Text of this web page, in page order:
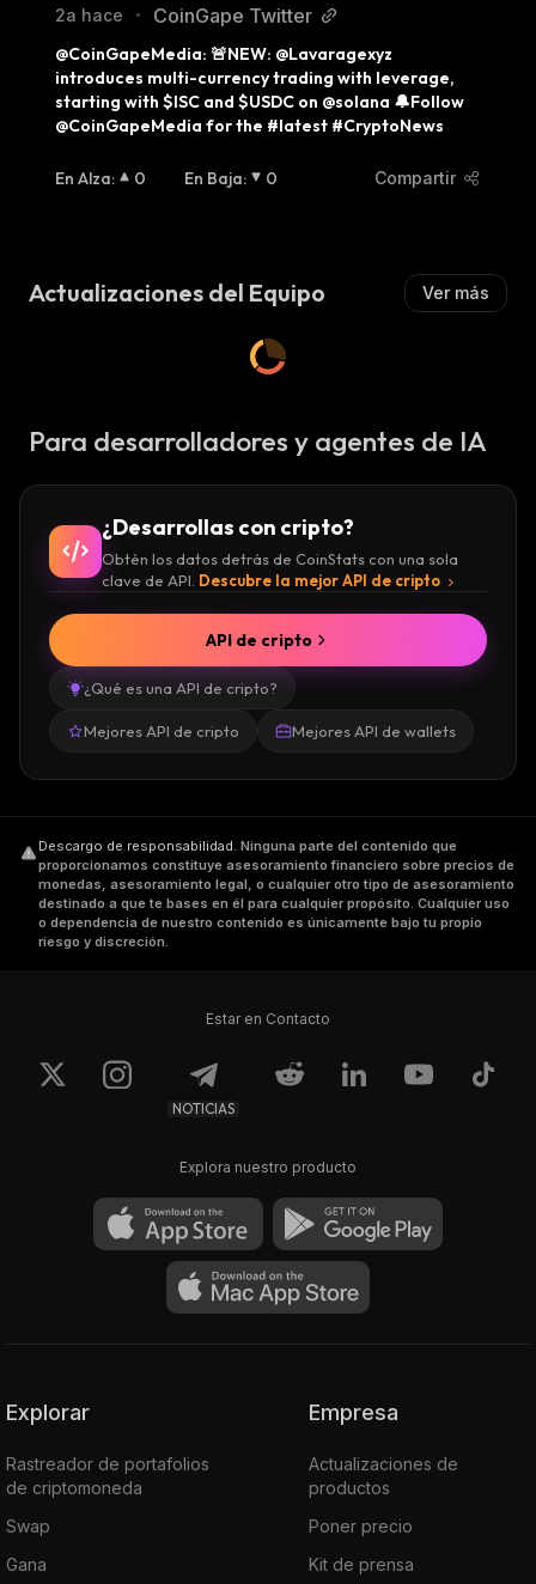
2a hace • CoinGape Twitter
@CoinGapeMedia: 🚨NEW: @Lavaragexyz
introduces multi-currency trading with leverage,
starting with $ISC and $USDC on @solana 🔔Follow
@CoinGapeMedia for the #latest #CryptoNews
En Alza: 0 En Baja: 0 Compartir
Actualizaciones del Equipo Ver más
Para desarrolladores y agentes de IA
¿Desarrollas con cripto?
Obtén los datos detrás de CoinStats con una sola
clave de API. Descubre la mejor API de cripto
¿Qué es una API de cripto?
Mejores API de cripto Mejores API de wallets
API de cripto
Descargo de responsabilidad. Ninguna parte del contenido que
proporcionamos constituye asesoramiento financiero sobre precios de
monedas, asesoramiento legal, o cualquier otro tipo de asesoramiento
destinado a que te bases en él para cualquier propósito. Cualquier uso
o dependencia de nuestro contenido es únicamente bajo tu propio
riesgo y discreción.
Estar en Contacto
NOTICIAS
Explora nuestro producto
Explorar
Rastreador de portafolios
de criptomoneda
Swap
Gana
Empresa
Actualizaciones de
productos
Poner precio
Kit de prensa